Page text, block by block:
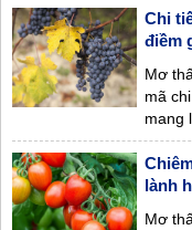
Chi
điềm
Mơ
mã
mang
lành
Mơ